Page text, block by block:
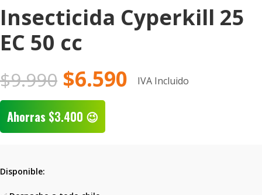
Insecticida Cyperkill 25
EC 50 cc
$9.990 $6.590 IVA Incluido
Ahorras $3.400 😉
Disponible: